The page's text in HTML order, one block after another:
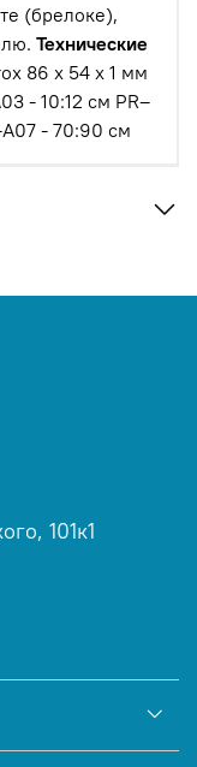
(брелоке),
Технические
86 х 54 х 1 мм
- 10:12 см PR–
- 70:90 см
101к1